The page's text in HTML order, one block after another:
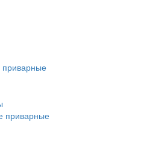
приварные
приварные